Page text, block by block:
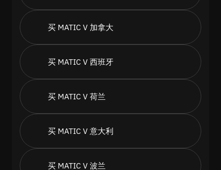
买 MATIC V 加拿大
买 MATIC V 西班牙
买 MATIC V 荷兰
买 MATIC V 意大利
买 MATIC V 波兰